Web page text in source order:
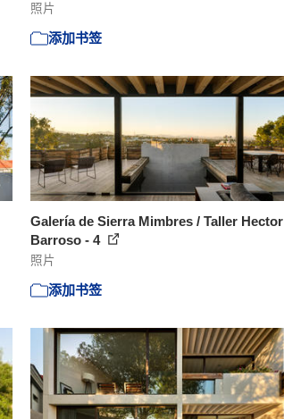
照片
添加书签
Galería de Sierra Mimbres / Taller Hector
Barroso - 4
照片
添加书签